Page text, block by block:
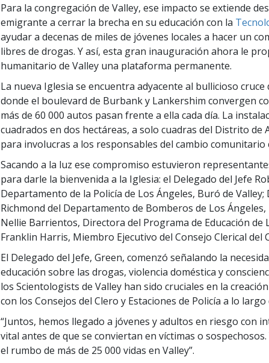
Para la congregación de Valley, ese impacto se extiende
emigrante a cerrar la brecha en su educación con la
ayudar a decenas de miles de jóvenes locales a hacer un
libres de drogas. Y así, esta gran inauguración ahora le
humanitario de Valley una plataforma permanente.
La nueva Iglesia se encuentra adyacente al bullicioso
donde el boulevard de Burbank y Lankershim convergen
más de 60 000 autos pasan frente a ella cada día. La
cuadrados en dos hectáreas, a solo cuadras del Distrito de
para involucras a los responsables del cambio comunitario
Sacando a la luz ese compromiso estuvieron
para darle la bienvenida a la Iglesia: el Delegado del Jefe
Departamento de la Policía de Los Ángeles, Buró de
Richmond del Departamento de Bomberos de Los Ángeles,
Nellie Barrientos, Directora del Programa de Educación de
Franklin Harris, Miembro Ejecutivo del Consejo Clerical del
El Delegado del Jefe, Green, comenzó señalando la
educación sobre las drogas, violencia doméstica y
los Scientologists de Valley han sido cruciales en la
con los Consejos del Clero y Estaciones de Policía a lo largo
“Juntos, hemos llegado a jóvenes y adultos en riesgo con
vital antes de que se conviertan en víctimas o
el rumbo de más de 25 000 vidas en Valley”.